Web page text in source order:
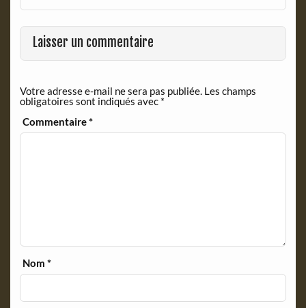
Laisser un commentaire
Votre adresse e-mail ne sera pas publiée. Les champs
obligatoires sont indiqués avec *
Commentaire*
Nom*